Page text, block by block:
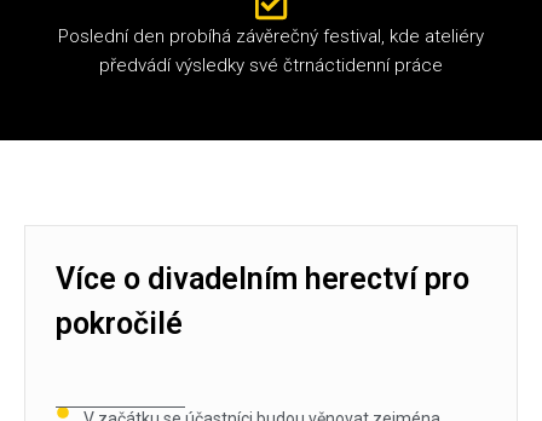
Poslední den probíhá závěrečný festival, kde ateliéry
předvádí výsledky své čtrnáctidenní práce
Více o divadelním herectví pro
pokročilé